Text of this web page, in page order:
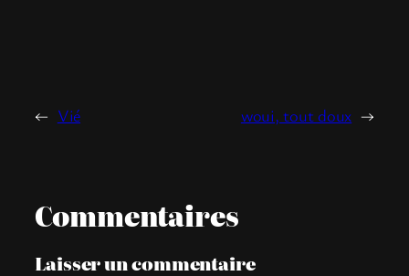
← Vié woui, tout doux →
Commentaires
Laisser un commentaire